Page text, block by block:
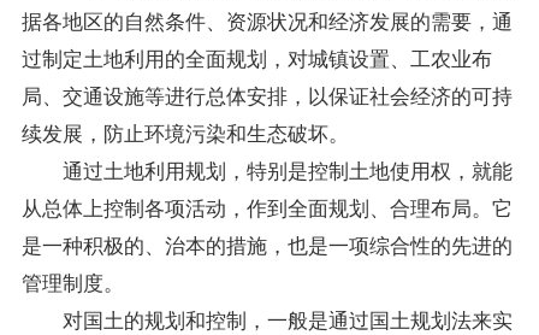
据各地区的自然条件、资源状况和经济发展的需要，通
过制定土地利用的全面规划，对城镇设置、工农业布
局、交通设施等进行总体安排，以保证社会经济的可持
续发展，防止环境污染和生态破坏。
通过土地利用规划，特别是控制土地使用权，就能
从总体上控制各项活动，作到全面规划、合理布局。它
是一种积极的、治本的措施，也是一项综合性的先进的
管理制度。
对国土的规划和控制，一般是通过国土规划法来实